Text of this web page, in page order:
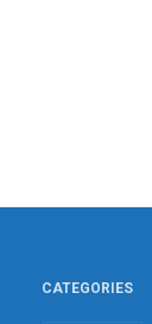
CATEGORIES